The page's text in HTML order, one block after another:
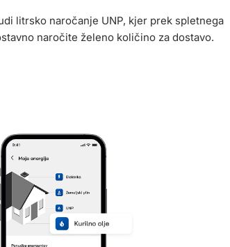
litrsko naročanje UNP, kjer prek spletnega
naročite želeno količino za dostavo.